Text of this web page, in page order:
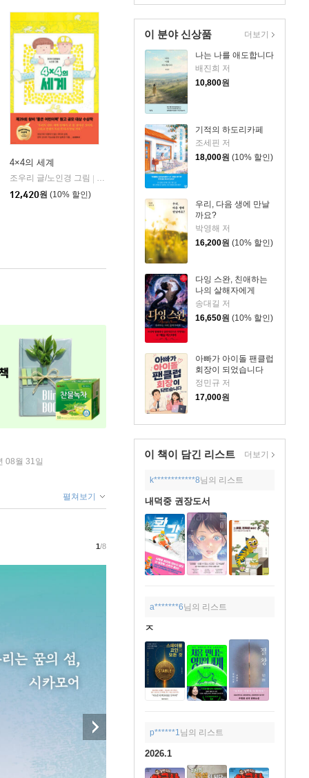
이 분야 신상품
나는 나를 애도합니다
배진희 저
10,800원
기적의 하도리카페
조세핀 저
18,000원 (10% 할인)
우리, 다음 생에 만날
까요?
박영해 저
16,200원 (10% 할인)
다잉 스완, 친애하는
나의 살해자에게
송대길 저
16,650원 (10% 할인)
아빠가 아이돌 팬클럽
회장이 되었습니다
정민규 저
17,000원
더보기
이 책이 담긴 리스트 더보기
k************8님의 리스트
내덕중 권장도서
a*******6님의 리스트
ㅈ
p******1 님의 리스트
2026.1
4×4의 세계
조우리 글/노인경 그림
창비
12,420원 (10% 할인)
08월 31일
펼쳐보기
1/8